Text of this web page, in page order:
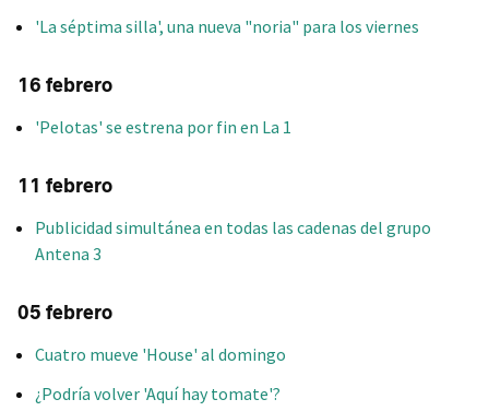
'La séptima silla', una nueva "noria" para los viernes
16 febrero
'Pelotas' se estrena por fin en La 1
11 febrero
Publicidad simultánea en todas las cadenas del grupo
Antena 3
05 febrero
Cuatro mueve 'House' al domingo
¿Podría volver 'Aquí hay tomate'?